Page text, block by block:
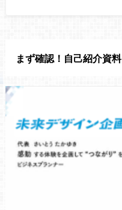
まず確認！自己紹介資料